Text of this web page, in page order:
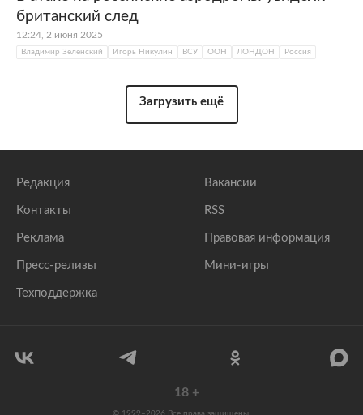
британский след
12:24, 2 июня 2025
Владимир Зеленский Игорь Никулин ВСУ ООН ЛОНДОН Россия
Загрузить ещё
Редакция
Контакты
Реклама
Пресс-релизы
Техподдержка
Вакансии
RSS
Правовая информация
Мини-игры
18 +
© 1999–2026 Все права защищены.